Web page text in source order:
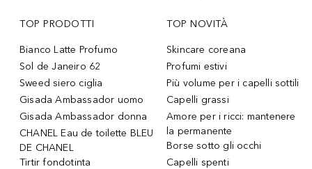
TOP PRODOTTI
Bianco Latte Profumo
Sol de Janeiro 62
Sweed siero ciglia
Gisada Ambassador uomo
Gisada Ambassador donna
CHANEL Eau de toilette BLEU
DE CHANEL
Tirtir fondotinta
TOP NOVITÀ
Skincare coreana
Profumi estivi
Più volume per i capelli sottili
Capelli grassi
Amore per i ricci: mantenere
la permanente
Borse sotto gli occhi
Capelli spenti